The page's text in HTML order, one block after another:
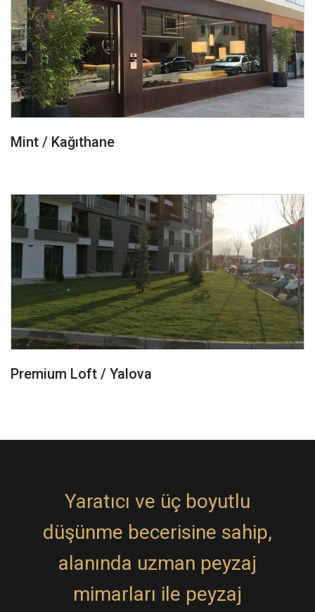
Mint / Kağıthane
Premium Loft / Yalova
Yaratıcı ve üç boyutlu
düşünme becerisine sahip,
alanında uzman peyzaj
mimarları ile peyzaj